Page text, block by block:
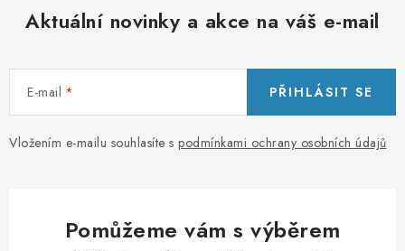
Aktuální novinky a akce na váš e-mail
E-mail
Vložením e-mailu souhlasíte s podmínkami ochrany osobních údajů
PŘIHLÁSIT SE
Pomůžeme vám s výběrem